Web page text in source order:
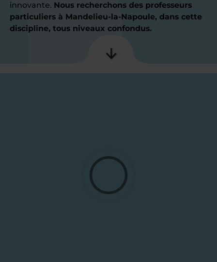
innovante. Nous recherchons des professeurs
particuliers à Mandelieu-la-Napoule, dans cette
discipline, tous niveaux confondus.